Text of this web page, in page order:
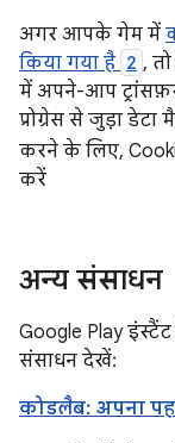
अगर आपके गेम में
किया गया है 2 ,
में अपने-आप
प्रोग्रेस से जुड़ा
करने के लिए,
करें
अन्य संसाधन
Google Play
संसाधन देखें:
कोडलैब: अपना